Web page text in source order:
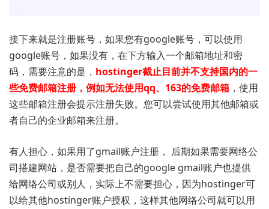
接下来就是注册账号，如果您有google账号，可以使用
google账号，如果没有，在下方输入一个邮箱地址和密
码，需要注意的是， hostinger截止目前并不支持国内的一
些免费邮箱注册，例如无法使用qq、163的免费邮箱 ，使用
这些邮箱注册会提示注册失败。您可以尝试使用其他邮箱或
者自己的企业邮箱来注册。
有人担心，如果用了gmail账户注册， 后期如果需要网络公
司搭建网站，是否需要把自己的google gmail账户也提供
给网络公司或别人，实际上不需要担心，因为hostinger可
以给其他hostinger账户授权，这样其他网络公司就可以用